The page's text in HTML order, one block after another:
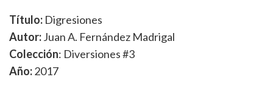
Título: Digresiones
Autor:Juan A. Fernández Madrigal
Colección: Diversiones #3
Año:2017